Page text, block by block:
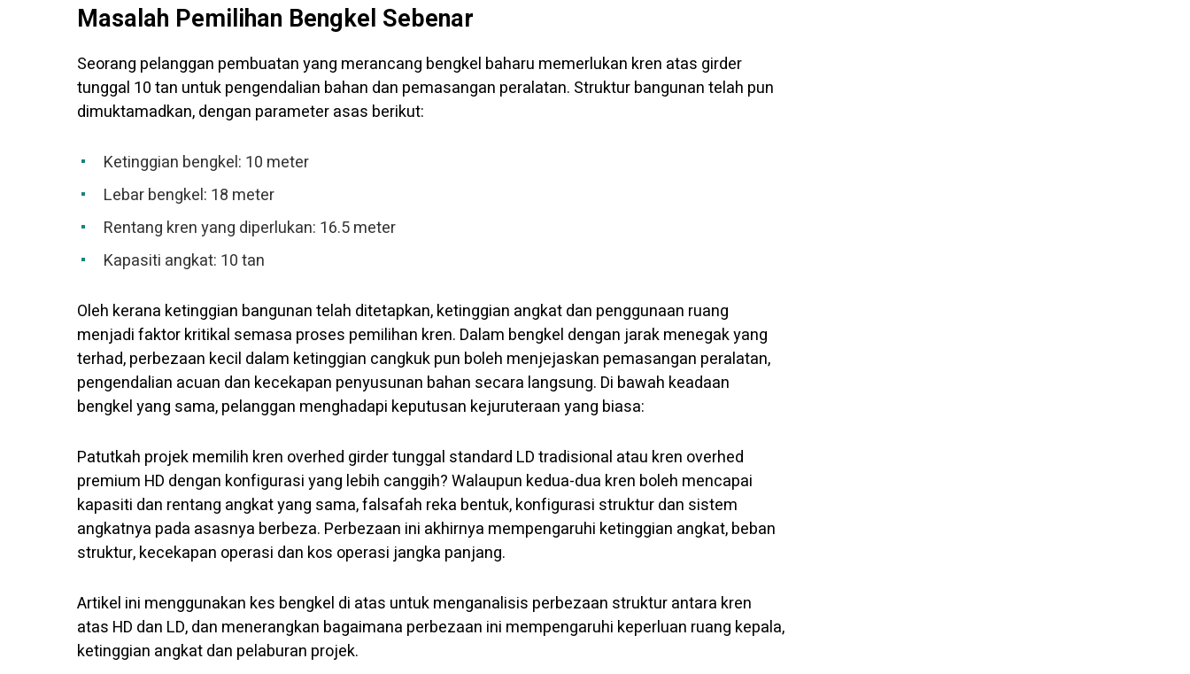
Masalah Pemilihan Bengkel Sebenar
Seorang pelanggan pembuatan yang merancang bengkel baharu memerlukan kren atas girder
tunggal 10 tan untuk pengendalian bahan dan pemasangan peralatan. Struktur bangunan telah pun
dimuktamadkan, dengan parameter asas berikut:
Ketinggian bengkel: 10 meter
Lebar bengkel: 18 meter
Rentang kren yang diperlukan: 16.5 meter
Kapasiti angkat: 10 tan
Oleh kerana ketinggian bangunan telah ditetapkan, ketinggian angkat dan penggunaan ruang
menjadi faktor kritikal semasa proses pemilihan kren. Dalam bengkel dengan jarak menegak yang
terhad, perbezaan kecil dalam ketinggian cangkuk pun boleh menjejaskan pemasangan peralatan,
pengendalian acuan dan kecekapan penyusunan bahan secara langsung. Di bawah keadaan
bengkel yang sama, pelanggan menghadapi keputusan kejuruteraan yang biasa:
Patutkah projek memilih kren overhed girder tunggal standard LD tradisional atau kren overhed
premium HD dengan konfigurasi yang lebih canggih? Walaupun kedua-dua kren boleh mencapai
kapasiti dan rentang angkat yang sama, falsafah reka bentuk, konfigurasi struktur dan sistem
angkatnya pada asasnya berbeza. Perbezaan ini akhirnya mempengaruhi ketinggian angkat, beban
struktur, kecekapan operasi dan kos operasi jangka panjang.
Artikel ini menggunakan kes bengkel di atas untuk menganalisis perbezaan struktur antara kren
atas HD dan LD, dan menerangkan bagaimana perbezaan ini mempengaruhi keperluan ruang kepala,
ketinggian angkat dan pelaburan projek.